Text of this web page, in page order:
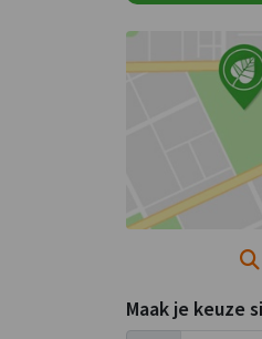
Maak je keuze